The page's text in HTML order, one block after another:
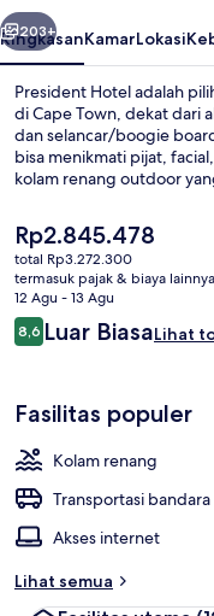
Berikutnya
203+
RingkasanKamarLokasi
President Hotel adalah
di Cape Town, dekat dari
dan selancar/boogie
bisa menikmati pijat,
kolam renang outdoor
bisa menikmati minuman
hotel mewah ini meliputi
pusat kebugaran. Para
Harga
saat
ini
Rp2.845.478
Rp2.845.478
total Rp3.272.300
termasuk pajak & biaya lainnya
12 Agu - 13 Agu
Ulasan
8,68,6 dari 10
Luar BiasaLihat
Fasilitas populer
Kolam renang
Transportasi bandara
Akses internet
Lihat semua